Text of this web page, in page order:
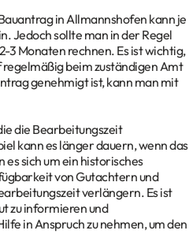
in Allmannshofen kann je
Jedoch sollte man in der Regel
3 Monaten rechnen. Es ist wichtig,
regelmäßig beim zuständigen Amt
genehmigt ist, kann man mit
die Bearbeitungszeit
kann es länger dauern, wenn das
sich um ein historisches
von Gutachtern und
verlängern. Es ist
zu informieren und
in Anspruch zu nehmen, um den